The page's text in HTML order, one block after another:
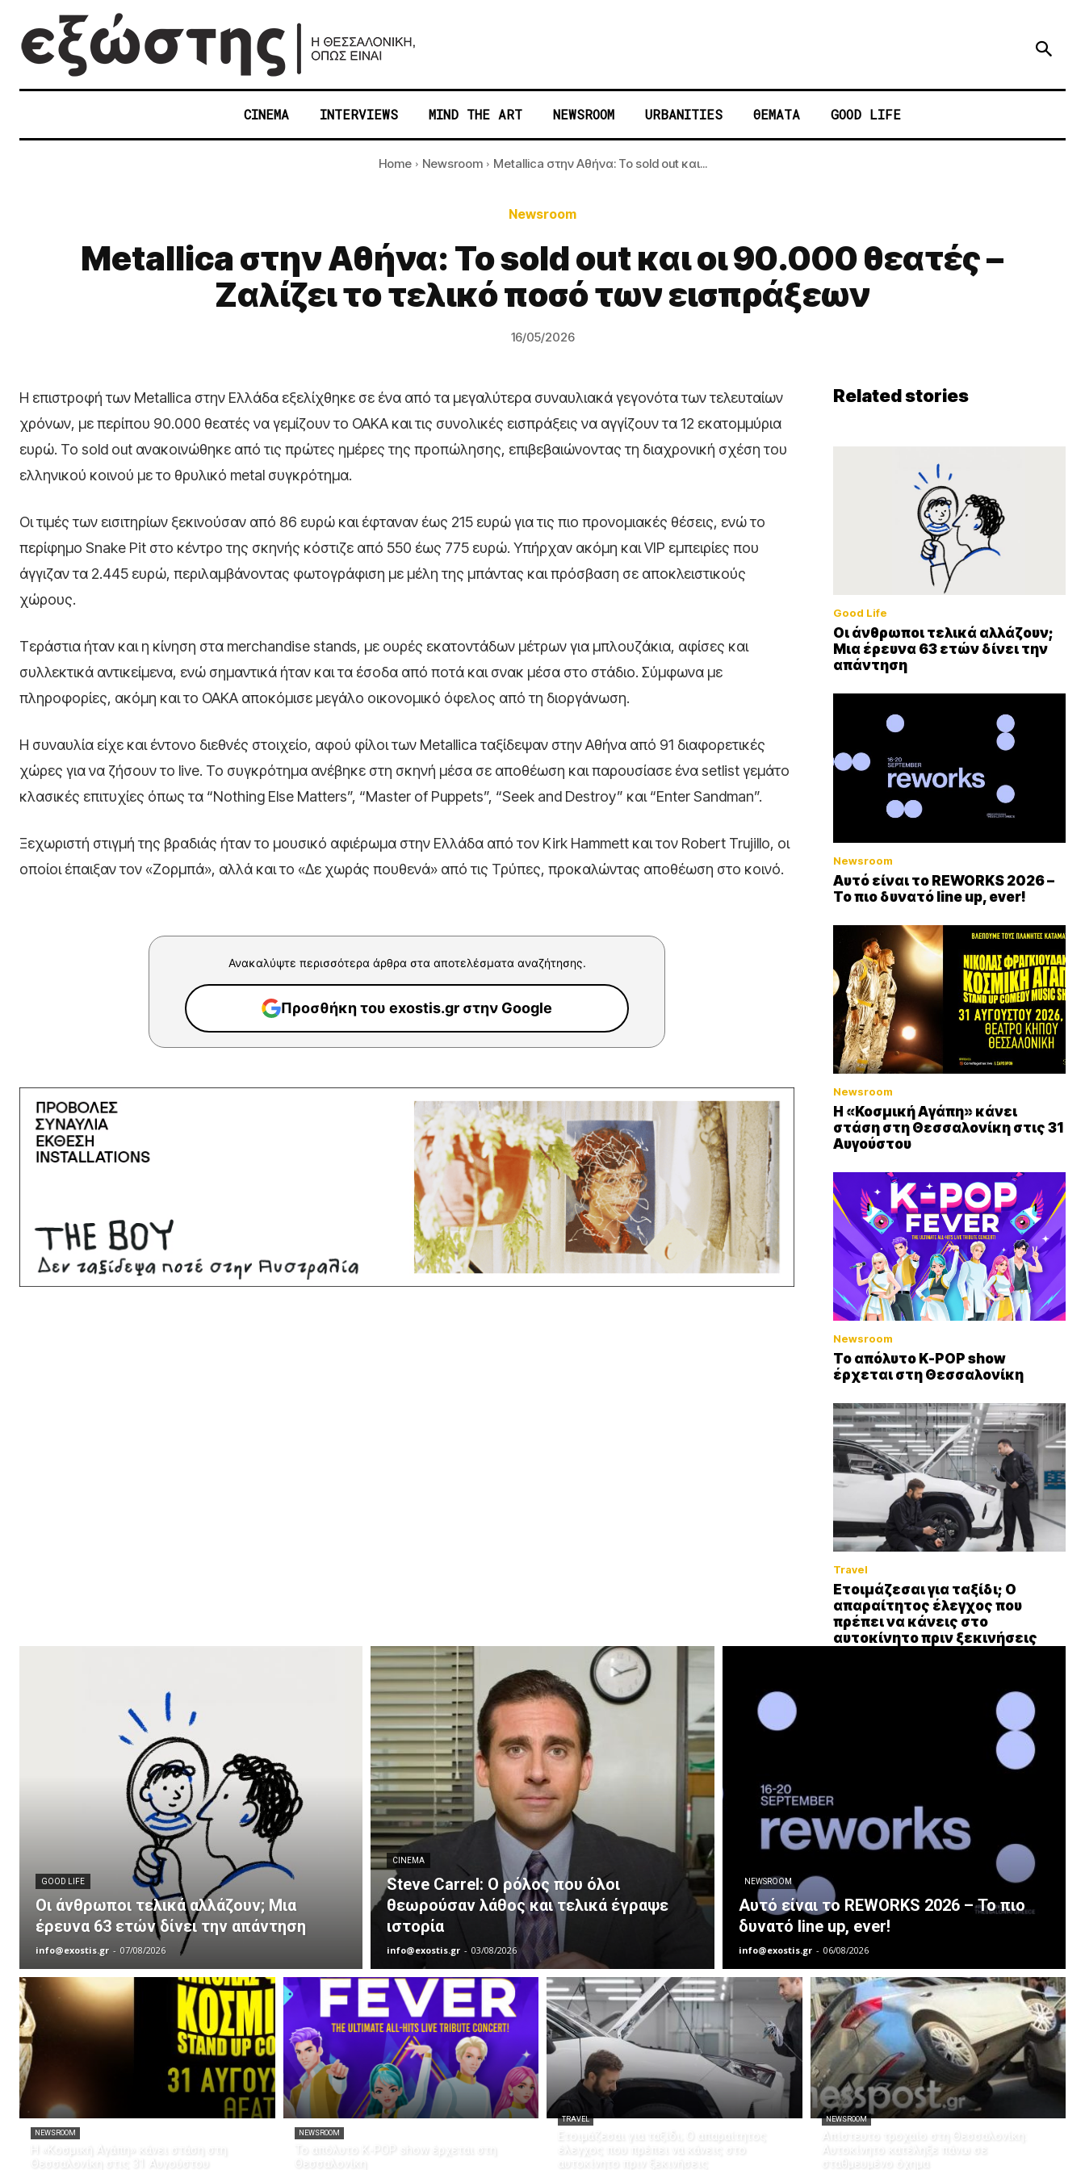
CINEMA INTERVIEWS MIND THE ART NEWSROOM URBANITIES ΘΕΜΑΤΑ GOOD LIFE
Home Newsroom Metallica στην Αθήνα: Το sold out και...
Newsroom
Metallica στην Αθήνα: Το sold out και οι 90.000 θεατές –
Ζαλίζει το τελικό ποσό των εισπράξεων
16/05/2026
Η επιστροφή των Metallica στην Ελλάδα εξελίχθηκε σε ένα από τα μεγαλύτερα συναυλιακά γεγονότα των τελευταίων
χρόνων, με περίπου 90.000 θεατές να γεμίζουν το ΟΑΚΑ και τις συνολικές εισπράξεις να αγγίζουν τα 12 εκατομμύρια
ευρώ. Το sold out ανακοινώθηκε από τις πρώτες ημέρες της προπώλησης, επιβεβαιώνοντας τη διαχρονική σχέση του
ελληνικού κοινού με το θρυλικό metal συγκρότημα.
Οι τιμές των εισιτηρίων ξεκινούσαν από 86 ευρώ και έφταναν έως 215 ευρώ για τις πιο προνομιακές θέσεις, ενώ το
περίφημο Snake Pit στο κέντρο της σκηνής κόστιζε από 550 έως 775 ευρώ. Υπήρχαν ακόμη και VIP εμπειρίες που
άγγιζαν τα 2.445 ευρώ, περιλαμβάνοντας φωτογράφιση με μέλη της μπάντας και πρόσβαση σε αποκλειστικούς
χώρους.
Τεράστια ήταν και η κίνηση στα merchandise stands, με ουρές εκατοντάδων μέτρων για μπλουζάκια, αφίσες και
συλλεκτικά αντικείμενα, ενώ σημαντικά ήταν και τα έσοδα από ποτά και σνακ μέσα στο στάδιο. Σύμφωνα με
πληροφορίες, ακόμη και το ΟΑΚΑ αποκόμισε μεγάλο οικονομικό όφελος από τη διοργάνωση.
Η συναυλία είχε και έντονο διεθνές στοιχείο, αφού φίλοι των Metallica ταξίδεψαν στην Αθήνα από 91 διαφορετικές
χώρες για να ζήσουν το live. Το συγκρότημα ανέβηκε στη σκηνή μέσα σε αποθέωση και παρουσίασε ένα setlist γεμάτο
κλασικές επιτυχίες όπως τα “Nothing Else Matters”, “Master of Puppets”, “Seek and Destroy” και “Enter Sandman”.
Ξεχωριστή στιγμή της βραδιάς ήταν το μουσικό αφιέρωμα στην Ελλάδα από τον Kirk Hammett και τον Robert Trujillo, οι
οποίοι έπαιξαν τον «Ζορμπά», αλλά και το «Δε χωράς πουθενά» από τις Τρύπες, προκαλώντας αποθέωση στο κοινό.
Ανακαλύψτε περισσότερα άρθρα στα αποτελέσματα αναζήτησης.
Προσθήκη του exostis.gr στην Google
Related stories
Good Life
Οι άνθρωποι τελικά αλλάζουν;
Μια έρευνα 63 ετών δίνει την
απάντηση
Newsroom
Αυτό είναι το REWORKS 2026 –
Το πιο δυνατό line up, ever!
Newsroom
Η «Κοσμική Αγάπη» κάνει
στάση στη Θεσσαλονίκη στις 31
Αυγούστου
Newsroom
Το απόλυτο K-POP show
έρχεται στη Θεσσαλονίκη
Travel
Ετοιμάζεσαι για ταξίδι; Ο
απαραίτητος έλεγχος που
πρέπει να κάνεις στο
αυτοκίνητο πριν ξεκινήσεις
GOOD LIFE
Οι άνθρωποι τελικά αλλάζουν; Μια
έρευνα 63 ετών δίνει την απάντηση
info@exostis.gr - 07/08/2026
CINEMA
Steve Carrel: Ο ρόλος που όλοι
θεωρούσαν λάθος και τελικά έγραψε
ιστορία
info@exostis.gr - 03/08/2026
NEWSROOM
Αυτό είναι το REWORKS 2026 – Το πιο
δυνατό line up, ever!
info@exostis.gr - 06/08/2026
NEWSROOM
Η «Κοσμική Αγάπη» κάνει στάση στη
Θεσσαλονίκη στις 31 Αυγούστου
NEWSROOM
Το απόλυτο K-POP show έρχεται στη
Θεσσαλονίκη
TRAVEL
Ετοιμάζεσαι για ταξίδι; Ο απαραίτητος
έλεγχος που πρέπει να κάνεις στο
αυτοκίνητο πριν ξεκινήσεις
NEWSROOM
Απίστευτο τροχαίο στη Θεσσαλονίκη:
Αυτοκίνητο κατέληξε πάνω σε
σταθμευμένο όχημα